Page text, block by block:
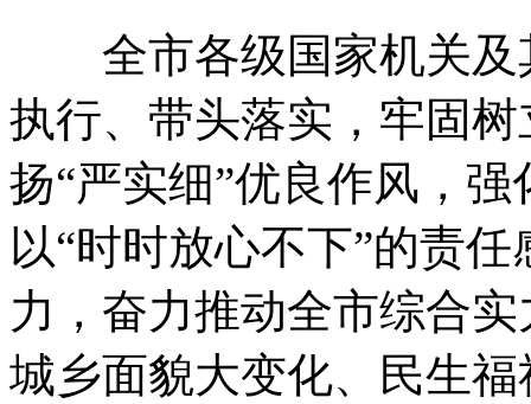
全市各级国家机关及
执行、带头落实 ， 牢固
扬“严实细”优良作风 ， 强
以“时时放心不下”的责
力 ， 奋力推动全市综合
城乡面貌大变化、民生